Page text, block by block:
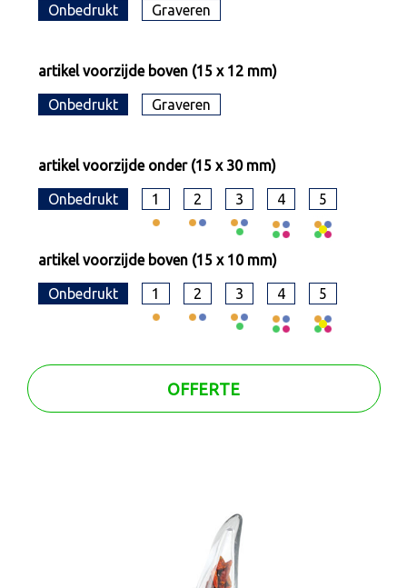
Onbedrukt Graveren
artikel voorzijde boven (15 x 12 mm)
Onbedrukt Graveren
artikel voorzijde onder (15 x 30 mm)
Onbedrukt 1 2 3 4 5
artikel voorzijde boven (15 x 10 mm)
Onbedrukt 1 2 3 4 5
OFFERTE